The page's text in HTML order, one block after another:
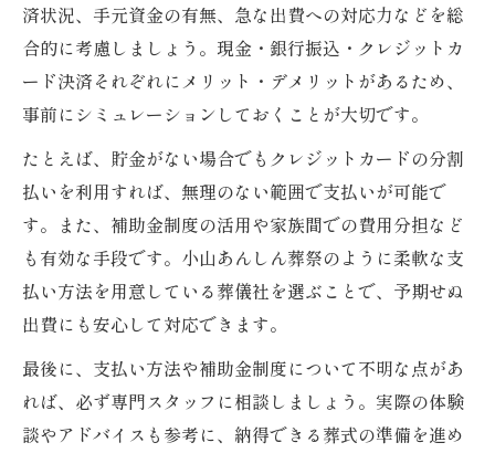
済状況、手元資金の有無、急な出費への対応力などを総
合的に考慮しましょう。現金・銀行振込・クレジットカ
ード決済それぞれにメリット・デメリットがあるため、
事前にシミュレーションしておくことが大切です。
たとえば、貯金がない場合でもクレジットカードの分割
払いを利用すれば、無理のない範囲で支払いが可能で
す。また、補助金制度の活用や家族間での費用分担など
も有効な手段です。小山あんしん葬祭のように柔軟な支
払い方法を用意している葬儀社を選ぶことで、予期せぬ
出費にも安心して対応できます。
最後に、支払い方法や補助金制度について不明な点があ
れば、必ず専門スタッフに相談しましょう。実際の体験
談やアドバイスも参考に、納得できる葬式の準備を進め